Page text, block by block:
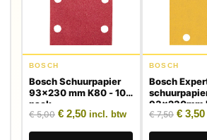
BOSCH
Bosch Schuurpapier
93x230 mm K80 - 10-
pack
€5,00 Oorspronkelijke prijs was: €
€ 2,50Huidige prijs is: € 2,50.
incl. btw
BOSCH
Bosch
93x230mm
stuks
€7,50 € 3,50